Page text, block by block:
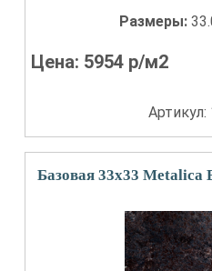
Размеры:
Цена: 5954 р/м2
Артикул:
Базовая 33x33 Metalica